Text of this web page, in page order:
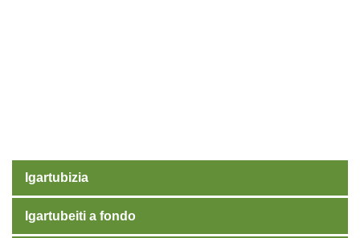
Igartubizia
Igartubeiti a fondo